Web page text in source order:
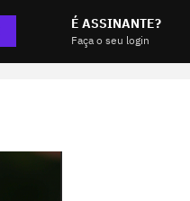
É ASSINANTE?
Faça o seu login